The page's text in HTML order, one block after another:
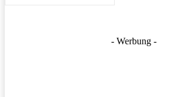
- Werbung -